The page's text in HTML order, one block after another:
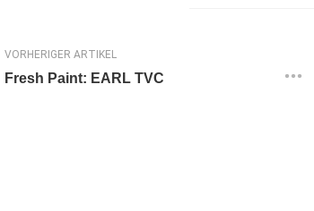
VORHERIGER ARTIKEL
Fresh Paint: EARL TVC